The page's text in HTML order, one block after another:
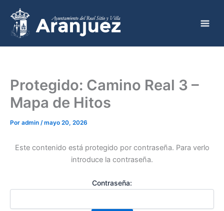
contenido
Protegido: Camino Real 3 –
Mapa de Hitos
Por admin /mayo 20, 2026
Este contenido está protegido por contraseña. Para verlo
introduce la contraseña.
Contraseña: